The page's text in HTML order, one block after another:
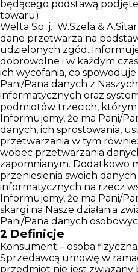
będącego podstawą
towaru).
Welta Sp. j. W.Szela &
dane przetwarza na
udzielonych zgód.
dobrowolne i w każdym
ich wycofania, co
Pani/Pana danych z
informatycznych oraz
podmiotów trzecich, którym
Informujemy, że ma Pani/
danych, ich sprostowania,
przetwarzania w tym
wobec przetwarzania
zapomnianym. Dodatkowo
przeniesienia swoich
informatycznych na rzecz
Informujemy, że ma Pani/
skargi na Nasze działania
Pani/Pana danych
2 Definicje
Konsument – osoba
Sprzedawcą umowę w
przedmiot nie jest związany